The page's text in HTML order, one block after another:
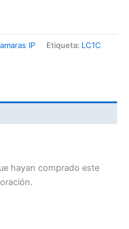
IP Etiqueta: LC1C
hayan comprado este